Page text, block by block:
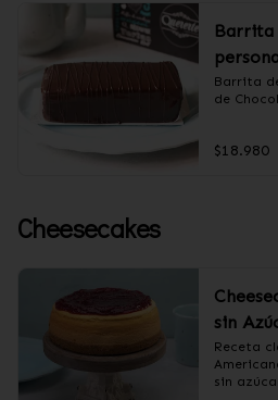
Barrita
Barrita
de
$18.980
Cheesecakes
sin
Receta
sin